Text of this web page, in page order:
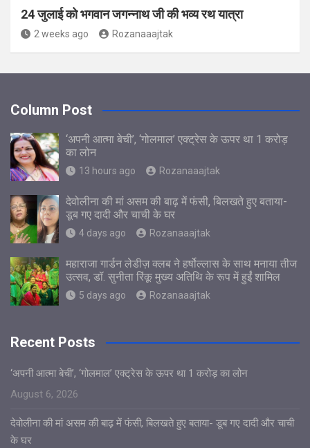
24 जुलाई को भगवान जगन्नाथ जी की भव्य रथ यात्रा
2 weeks ago Rozanaaajtak
Column Post
‘अपनी आत्मा बेची’, ‘गोलमाल’ एक्ट्रेस के ऊपर था 1 करोड़
का लोन
13 hours ago Rozanaaajtak
देवोलीना की मां असम की बाढ़ में फंसी, बिलखते हुए बताया-
डूब गए दादी और चाची के घर
4 days ago Rozanaaajtak
महाराजा गार्डन लेडीज़ क्लब ने हर्षोल्लास के साथ मनाया तीज
उत्सव, डॉ. सुनीता रिंकू मुख्य अतिथि के रूप में हुईं शामिल
5 days ago Rozanaaajtak
Recent Posts
‘अपनी आत्मा बेची’, ‘गोलमाल’ एक्ट्रेस के ऊपर था 1 करोड़ का लोन
August 6, 2026
देवोलीना की मां असम की बाढ़ में फंसी, बिलखते हुए बताया- डूब गए दादी और चाची
के घर